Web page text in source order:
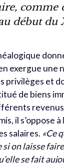
comme
début du
exergue une
privilèges et
de biens
il s’oppose
salaires. «Ce
si on laisse
se fait